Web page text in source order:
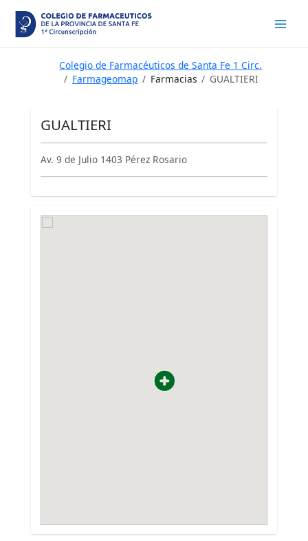
contenido
Colegio de Farmacéuticos de Santa Fe 1 Circ.
Farmageomap
Farmacias GUALTIERI
GUALTIERI
Av. 9 de Julio 1403 Pérez Rosario